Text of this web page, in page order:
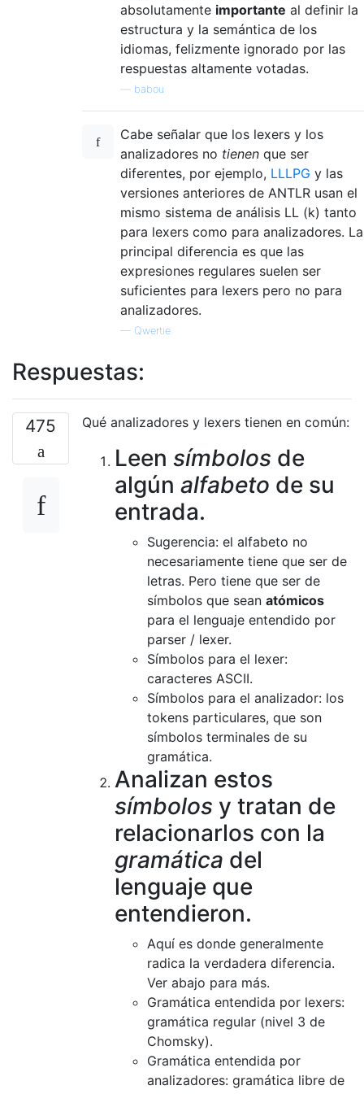
absolutamente importante al definir la
estructura y la semántica de los
idiomas, felizmente ignorado por las
respuestas altamente votadas.
babou
Cabe señalar que los lexers y los
analizadores no tienen que ser
diferentes, por ejemplo, LLLPG y las
versiones anteriores de ANTLR usan el
mismo sistema de análisis LL (k) tanto
para lexers como para analizadores. La
principal diferencia es que las
expresiones regulares suelen ser
suficientes para lexers pero no para
analizadores.
— Qwertie
Respuestas:
475 Qué analizadores y lexers tienen en común:
Leen símbolos de
algún alfabeto de su
entrada.
Sugerencia: el alfabeto no
necesariamente tiene que ser de
letras. Pero tiene que ser de
símbolos que sean atómicos
para el lenguaje entendido por
parser / lexer.
Símbolos para el lexer:
caracteres ASCII.
Símbolos para el analizador: los
tokens particulares, que son
símbolos terminales de su
gramática.
Analizan estos
símbolos y tratan de
relacionarlos con la
gramática del
lenguaje que
entendieron.
Aquí es donde generalmente
radica la verdadera diferencia.
Ver abajo para más.
Gramática entendida por lexers:
gramática regular (nivel 3 de
Chomsky).
Gramática entendida por
analizadores: gramática libre de